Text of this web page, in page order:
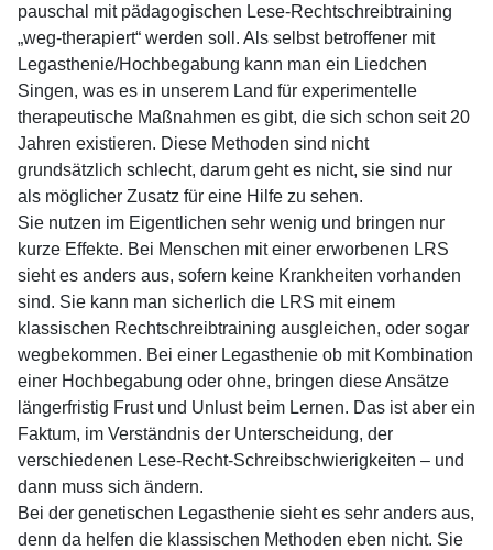
pauschal mit pädagogischen Lese-Rechtschreibtraining
„weg-therapiert“ werden soll. Als selbst betroffener mit
Legasthenie/Hochbegabung kann man ein Liedchen
Singen, was es in unserem Land für experimentelle
therapeutische Maßnahmen es gibt, die sich schon seit 20
Jahren existieren. Diese Methoden sind nicht
grundsätzlich schlecht, darum geht es nicht, sie sind nur
als möglicher Zusatz für eine Hilfe zu sehen.
Sie nutzen im Eigentlichen sehr wenig und bringen nur
kurze Effekte. Bei Menschen mit einer erworbenen LRS
sieht es anders aus, sofern keine Krankheiten vorhanden
sind. Sie kann man sicherlich die LRS mit einem
klassischen Rechtschreibtraining ausgleichen, oder sogar
wegbekommen. Bei einer Legasthenie ob mit Kombination
einer Hochbegabung oder ohne, bringen diese Ansätze
längerfristig Frust und Unlust beim Lernen. Das ist aber ein
Faktum, im Verständnis der Unterscheidung, der
verschiedenen Lese-Recht-Schreibschwierigkeiten – und
dann muss sich ändern.
Bei der genetischen Legasthenie sieht es sehr anders aus,
denn da helfen die klassischen Methoden eben nicht. Sie